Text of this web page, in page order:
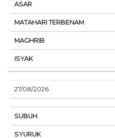
27/08/2026